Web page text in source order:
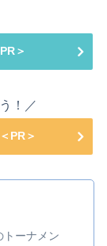
＞
！／
PR＞
トーナメン